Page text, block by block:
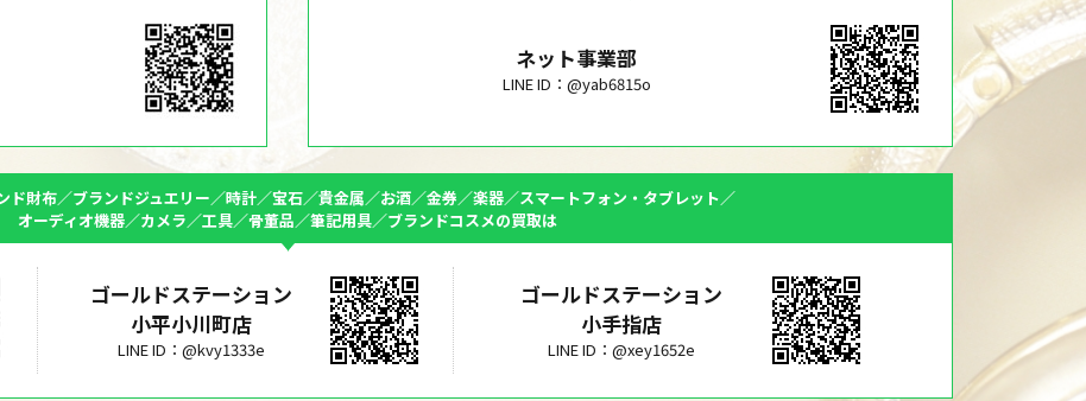
ネット事業部
LINE ID：@yab6815o
ド財布／ブランドジュエリー／時計／宝石／貴金属／お酒／金券／楽器／スマートフォン・タブレット／
オーディオ機器／カメラ／工具／骨董品／筆記用具／ブランドコスメの買取は
ゴールドステーション
小平小川町店
LINE ID：@kvy1333e
ゴールドステーション
小手指店
LINE ID：@xey1652e